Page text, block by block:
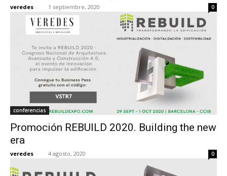
veredes - 1 septiembre, 2020 0
conferencias
Promoción REBUILD 2020. Building the new
era
veredes - 4 agosto, 2020 0